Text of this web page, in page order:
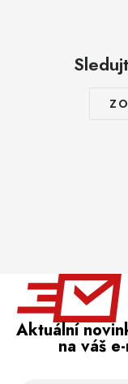
Aktuální
na váš